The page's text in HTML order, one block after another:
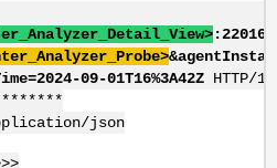
_Analyzer_Detail_View>:22016/
_Analyzer_Probe>
09-01T16%3A42ZHTTP/
json